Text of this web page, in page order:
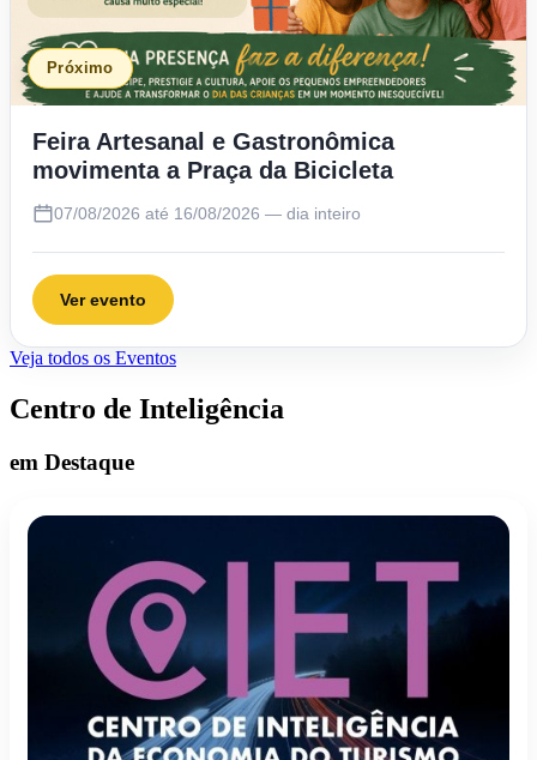
Próximo
Feira Artesanal e Gastronômica
movimenta a Praça da Bicicleta
07/08/2026 até 16/08/2026 — dia inteiro
Ver evento
Veja todos os Eventos
Centro de Inteligência
em Destaque